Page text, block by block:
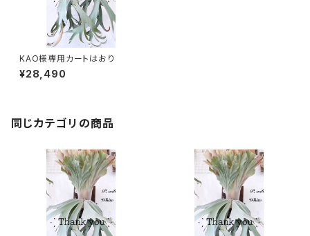
KAO様専用カートはおり
¥28,490
同じカテゴリの商品